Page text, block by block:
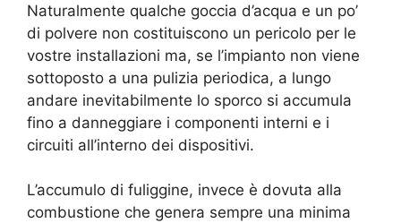
Naturalmente qualche goccia d’acqua e un po’
di polvere non costituiscono un pericolo per le
vostre installazioni ma, se l’impianto non viene
sottoposto a una pulizia periodica, a lungo
andare inevitabilmente lo sporco si accumula
fino a danneggiare i componenti interni e i
circuiti all’interno dei dispositivi.
L’accumulo di fuliggine, invece è dovuta alla
combustione che genera sempre una minima